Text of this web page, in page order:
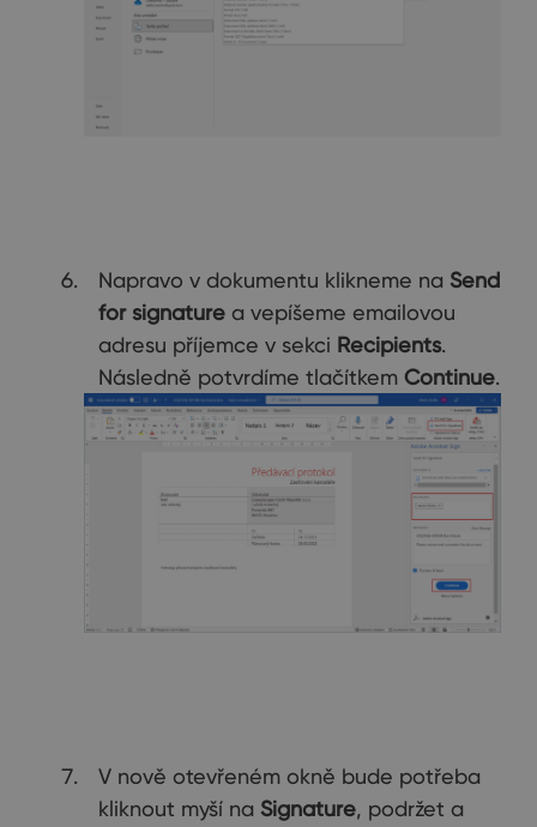
Napravo v dokumentu klikneme na Send
for signature a vepíšeme emailovou
adresu příjemce v sekci Recipients.
Následně potvrdíme tlačítkem Continue.
V nově otevřeném okně bude potřeba
kliknout myší na Signature, podržet a